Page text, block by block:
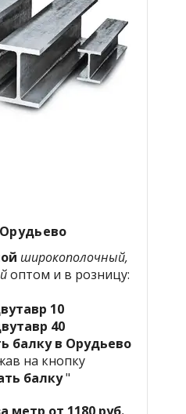
широкополочный,
оптом и в розницу:
10
40
балку в Орудьево
на кнопку
балку"